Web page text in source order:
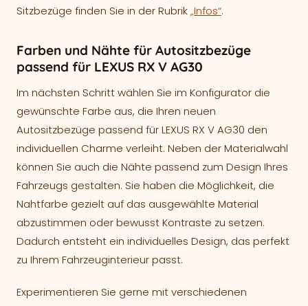
Sitzbezüge finden Sie in der Rubrik„Infos“.
Farben und Nähte für Autositzbezüge
passend für LEXUS RX V AG30
Im nächsten Schritt wählen Sie im Konfigurator die
gewünschte Farbe aus, die Ihren neuen
Autositzbezüge passend für LEXUS RX V AG30 den
individuellen Charme verleiht. Neben der Materialwahl
können Sie auch die Nähte passend zum Design Ihres
Fahrzeugs gestalten. Sie haben die Möglichkeit, die
Nahtfarbe gezielt auf das ausgewählte Material
abzustimmen oder bewusst Kontraste zu setzen.
Dadurch entsteht ein individuelles Design, das perfekt
zu Ihrem Fahrzeuginterieur passt.
Experimentieren Sie gerne mit verschiedenen